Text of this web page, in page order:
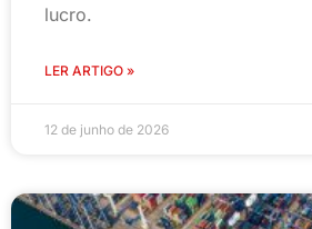
lucro.
LER ARTIGO »
12 de junho de 2026